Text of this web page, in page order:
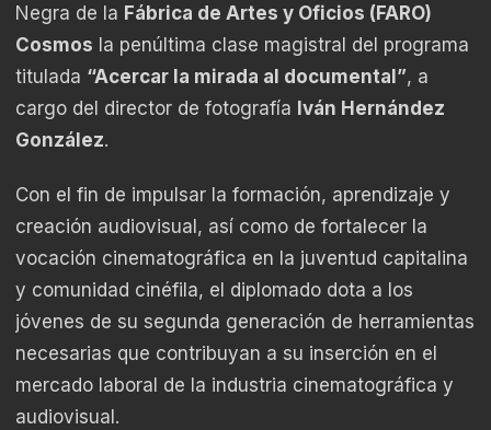
Negra de la Fábrica de Artes y Oficios (FARO)
Cosmos la penúltima clase magistral del programa
titulada “Acercar la mirada al documental”, a
cargo del director de fotografía Iván Hernández
González.
Con el fin de impulsar la formación, aprendizaje y
creación audiovisual, así como de fortalecer la
vocación cinematográfica en la juventud capitalina
y comunidad cinéfila, el diplomado dota a los
jóvenes de su segunda generación de herramientas
necesarias que contribuyan a su inserción en el
mercado laboral de la industria cinematográfica y
audiovisual.